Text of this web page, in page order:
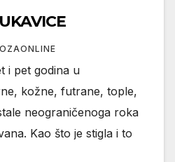
Kljaić: RUKAVICE
i pet godina u
kožne, futrane, tople,
neograničenoga roka
Kao što je stigla i to